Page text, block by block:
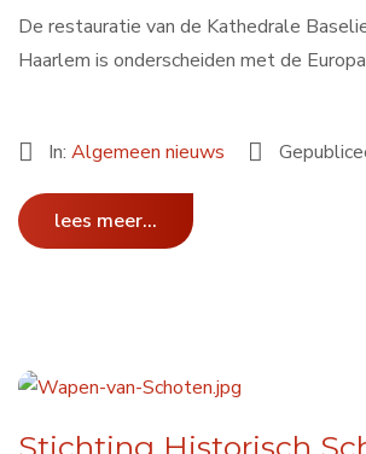
De restauratie van de Kathedrale
Haarlem is onderscheiden met de
In:Algemeen nieuws
lees meer...